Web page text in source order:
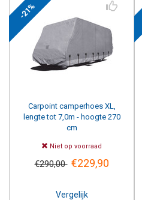
-21%
Carpoint camperhoes XL,
lengte tot 7,0m - hoogte 270
cm
Niet op voorraad
€290,00 €229,90
Vergelijk